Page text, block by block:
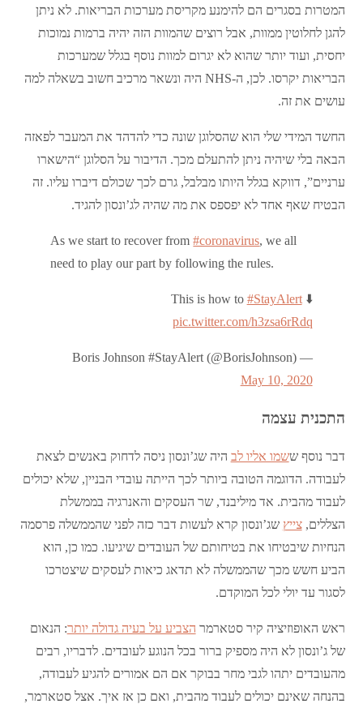
המטרות בסגרים הם להימנע מקריסת מערכות הבריאות. לא ניתן
להגן לחלוטין ממוות, אבל רוצים שהמוות הזה יהיה ברמות נמוכות
יחסית, ועוד יותר שהוא לא יגרום למוות נוסף בגלל שמערכות
הבריאות יקרסו. לכן, ה-NHS היה ונשאר מרכיב חשוב בשאלה למה
עושים את זה.
החשד המידי שלי הוא שהסלוגן שונה כדי להדהד את המעבר לפאזה
הבאה בלי שיהיה ניתן להתעלם מכך. הדיבור על הסלוגן “הישארו
ערניים”, דווקא בגלל היותו מבלבל, גרם לכך שכולם דיברו עליו. זה
הבטיח שאף אחד לא יפספס את מה שהיה לג’ונסון להגיד.
As we start to recover from#coronavirus, we all
need to play our part by following the rules.
This is how to #StayAlert⬇️
pic.twitter.com/h3zsa6rRdq
— Boris Johnson #StayAlert (@BorisJohnson)
May 10, 2020
התכנית עצמה
דבר נוסף ששמו אליו לב היה שג’ונסון ניסה לדחוק באנשים לצאת
לעבודה. הדוגמה הטובה ביותר לכך הייתה עובדי הבניין, שלא יכולים
לעבוד מהבית. אד מיליבנד, שר העסקים והאנרגיה בממשלת
הצללים,צייץ שג’ונסון קרא לעשות דבר כזה לפני שהממשלה פרסמה
הנחיות שיבטיחו את בטיחותם של העובדים שיגיעו. כמו כן, הוא
הביע חשש מכך שהממשלה לא תדאג כיאות לעסקים שיצטרכו
לסגור עד יולי לכל המוקדם.
ראש האופוזיציה קיר סטארמר הצביע על בעיה גדולה יותר: הנאום
של ג’ונסון לא היה מספיק ברור בכל הנוגע לעובדים. לדבריו, רבים
מהעובדים יתהו לגבי מחר בבוקר אם הם אמורים להגיע לעבודה,
בהנחה שאינם יכולים לעבוד מהבית, ואם כן אז איך. אצל סטארמר,